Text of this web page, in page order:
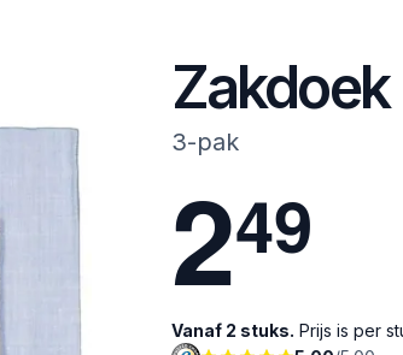
3-pak
249
Vanaf 2 stuks. Prijs is per